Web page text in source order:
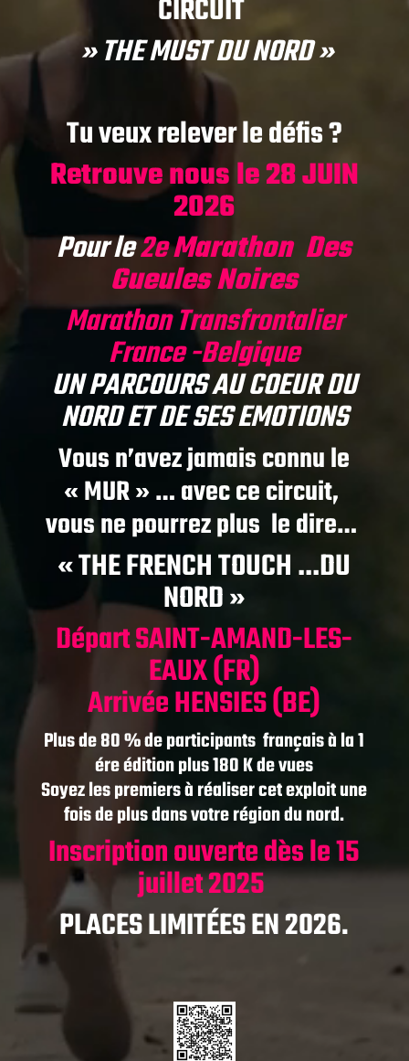
CIRCUIT
» THE MUST DU NORD »
Tu veux relever le défis ?
Retrouve nous le 28 JUIN
2026
Pour le2eMarathon Des
Gueules Noires
Marathon Transfrontalier
France -Belgique
UN PARCOURS AU COEUR DU
NORD ET DE SES EMOTIONS
Vous n’avez jamais connu le
« MUR » … avec ce circuit,
vous ne pourrez plus le dire…
« THE FRENCH TOUCH …DU
NORD »
Départ SAINT-AMAND-LES-
EAUX (FR)
Arrivée HENSIES (BE)
Plus de 80 % de participants français à la 1
ére édition plus 180 K de vues
Soyez les premiers à réaliser cet exploit une
fois de plus dans votre région du nord.
Inscription ouverte dès le 15
juillet 2025
PLACES LIMITÉES EN 2026.